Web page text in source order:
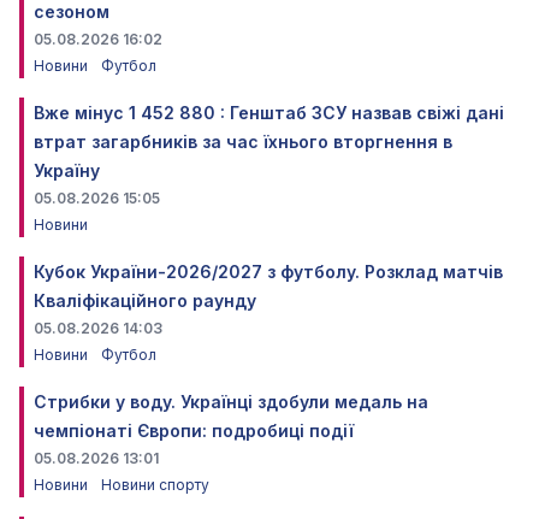
сезоном
05.08.2026 16:02
Новини
Футбол
Вже мінус 1 452 880 : Генштаб ЗСУ назвав свіжі дані
втрат загарбників за час їхнього вторгнення в
Україну
05.08.2026 15:05
Новини
Кубок України-2026/2027 з футболу. Розклад матчів
Кваліфікаційного раунду
05.08.2026 14:03
Новини
Футбол
Стрибки у воду. Українці здобули медаль на
чемпіонаті Європи: подробиці події
05.08.2026 13:01
Новини
Новини спорту